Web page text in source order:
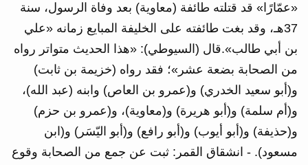
«عمّارًا» قد قتلته طائفة (معاوية) بعد وفاة الرسول، سنة
37هـ، وقد بغت طائفته على الخليفة المبايع زمانه «علي
بن أبي طالب».قال (السيوطي): «هذا الحديث متواتر رواه
من الصحابة بضعة عشر»؛ فقد رواه (خزيمة بن ثابت)
و(أبو سعيد الخدري) و(عمرو بن العاص) وابنه (عبد الله)،
و(أم سلمة) و(أبو هريرة) و(معاوية)، و(عمرو بن حزم)
و(حذيفة) و(أبو أيوب) و(أبو رافع) و(أبو اليّسَر) و(ابن
مسعود). - انشقاق القمر: ثبت عن جمع من الصحابة وقوع